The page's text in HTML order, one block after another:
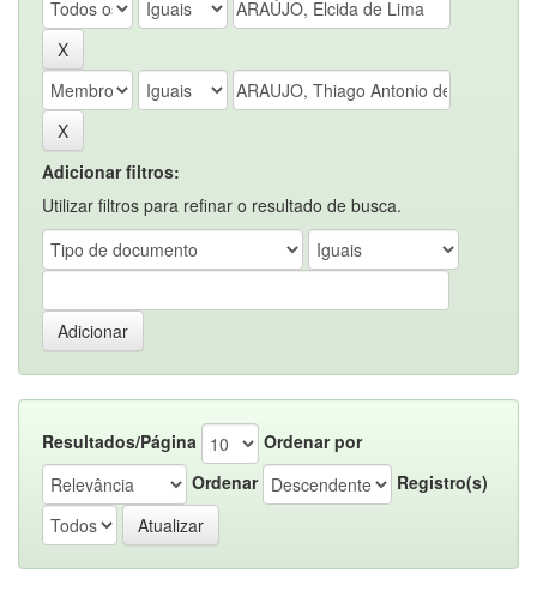
Adicionar filtros:
Utilizar filtros para refinar o resultado de busca.
Resultados/Página
Ordenar por
Ordenar
Registro(s)